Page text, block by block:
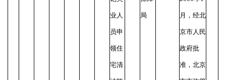
业人
员申
领住
宅清
局 月，经北
京市人民
政府批
准，北京